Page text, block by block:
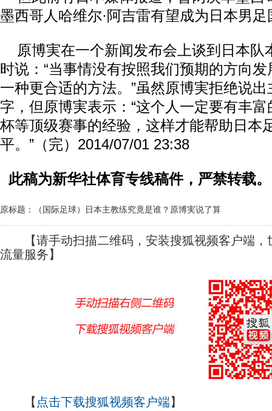
墨西哥人哈维尔·阿吉雷有望成为日本男
原博実在一个新闻发布会上谈到日本队
时说：“当事情没有按照我们预期的方向
一种更合适的方法。”虽然原博実拒绝说
字，但原博実表示：“这个人一定要有丰
杯等顶级赛事的经验，这样才能帮助日本
平。”（完）2014/07/01 23:38
此稿为新华社体育专线稿件，严禁转载。
原标题：（国际足球）日本主教练究竟是谁？原博実说了算
【请手动扫描二维码，安装搜狐视频客户端，
流量服务】
【 点击下载搜狐视频客户端】